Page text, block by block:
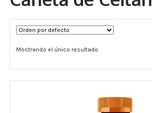
Mi cuenta
Términos y Condiciones
Contáctenos
Mostrando el único resultado